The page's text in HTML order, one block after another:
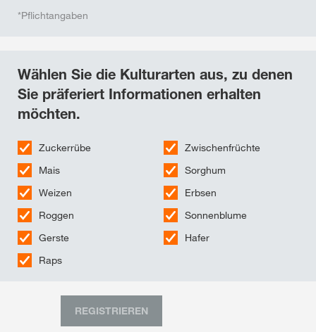
*Pflichtangaben
Wählen Sie die Kulturarten aus, zu denen
Sie präferiert Informationen erhalten
möchten.
Zuckerrübe
Mais
Weizen
Roggen
Gerste
Raps
Zwischenfrüchte
Sorghum
Erbsen
Sonnenblume
Hafer
REGISTRIEREN